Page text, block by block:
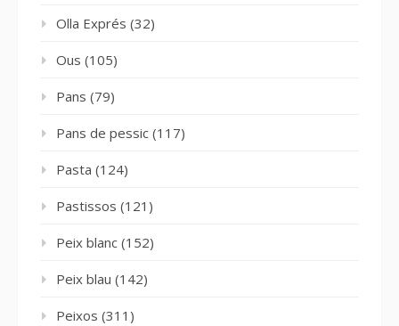
Olla Exprés (32)
Ous (105)
Pans (79)
Pans de pessic (117)
Pasta (124)
Pastissos (121)
Peix blanc (152)
Peix blau (142)
Peixos (311)